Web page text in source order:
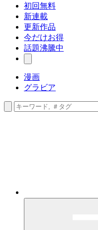
初回無料
新連載
更新作品
今だけお得
話題沸騰中
漫画
グラビア